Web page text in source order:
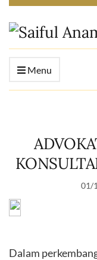
Menu
01/
Dalam